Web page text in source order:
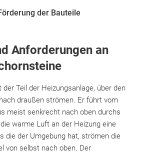
der Bauteile
Anforderungen an
Teil der Heizungsanlage, über den
draußen strömen. Er führt vom
meist senkrecht nach oben durchs
warme Luft an der Heizung eine
die der Umgebung hat, strömen die
von selbst nach oben. Der